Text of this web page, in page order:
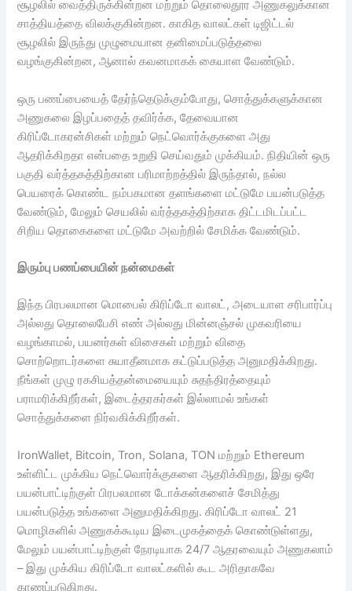
சூழலில் வைத்திருக்கின்றன மற்றும் தொலைதூர அணுகலுக்கான
சாத்தியத்தை விலக்குகின்றன. காகித வாலட்கள் டிஜிட்டல்
சூழலில் இருந்து முழுமையான தனிமைப்படுத்தலை
வழங்குகின்றன, ஆனால் கவனமாகக் கையாள வேண்டும்.
ஒரு பணப்பையைத் தேர்ந்தெடுக்கும்போது, ​​சொத்துக்களுக்கான
அணுகலை இழப்பதைத் தவிர்க்க, தேவையான
கிரிப்டோகரன்சிகள் மற்றும் நெட்வொர்க்குகளை அது
ஆதரிக்கிறதா என்பதை உறுதி செய்வதும் முக்கியம். நிதியின் ஒரு
பகுதி வர்த்தகத்திற்கான பரிமாற்றத்தில் இருந்தால், நல்ல
பெயரைக் கொண்ட நம்பகமான தளங்களை மட்டுமே பயன்படுத்த
வேண்டும், மேலும் செயலில் வர்த்தகத்திற்காக திட்டமிடப்பட்ட
சிறிய தொகைகளை மட்டுமே அவற்றில் சேமிக்க வேண்டும்.
இரும்பு பணப்பையின் நன்மைகள்
இந்த பிரபலமான மொபைல் கிரிப்டோ வாலட், அடையாள சரிபார்ப்பு
அல்லது தொலைபேசி எண் அல்லது மின்னஞ்சல் முகவரியை
வழங்காமல், பயனர்கள் விசைகள் மற்றும் விதை
சொற்றொடர்களை சுயாதீனமாக கட்டுப்படுத்த அனுமதிக்கிறது.
நீங்கள் முழு ரகசியத்தன்மையையும் சுதந்திரத்தையும்
பராமரிக்கிறீர்கள், இடைத்தரகர்கள் இல்லாமல் உங்கள்
சொத்துக்களை நிர்வகிக்கிறீர்கள்.
IronWallet, Bitcoin, Tron, Solana, TON மற்றும் Ethereum
உள்ளிட்ட முக்கிய நெட்வொர்க்குகளை ஆதரிக்கிறது, இது ஒரே
பயன்பாட்டிற்குள் பிரபலமான டோக்கன்களைச் சேமித்து
பயன்படுத்த உங்களை அனுமதிக்கிறது. கிரிப்டோ வாலட் 21
மொழிகளில் அணுகக்கூடிய இடைமுகத்தைக் கொண்டுள்ளது,
மேலும் பயன்பாட்டிற்குள் நேரடியாக 24/7 ஆதரவையும் அணுகலாம்
– இது முக்கிய கிரிப்டோ வாலட்களில் கூட அரிதாகவே
காணப்படுகிறது.